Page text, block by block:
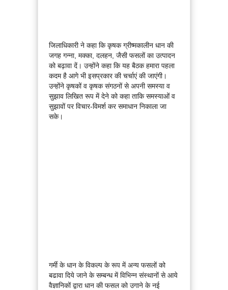
जिलाधिकारी ने कहा कि कृषक ग्रीष्मकालीन धान की
जगह गन्ना, मक्का, दलहन, जैसी फसलों का उत्पादन
को बढ़ावा दें। उन्होंने कहा कि यह बैठक हमारा पहला
कदम है आगे भी इसप्रकार की चर्चाएं की जाएंगी।
उन्होंने कृषकों व कृषक संगठनों से अपनी समस्या व
सुझाव लिखित रूप में देने को कहा ताकि समस्याओं व
सुझावों पर विचार-विमर्श कर समाधान निकाला जा
सके।
गर्मी के धान के विकल्प के रूप में अन्य फसलों को
बढावा दिये जाने के सम्बन्ध में विभिन्न संस्थानों से आये
वैज्ञानिकों द्वारा धान की फसल को उगाने के नई